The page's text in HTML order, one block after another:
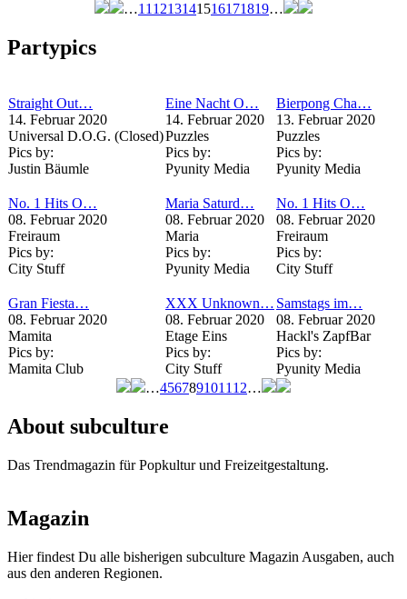
…11 1213141516171819…
Partypics
Straight Out…
14. Februar 2020
Universal D.O.G. (Closed)
Pics by:
Justin Bäumle
Eine Nacht O…
14. Februar 2020
Puzzles
Pics by:
Pyunity Media
Bierpong Cha…
13. Februar 2020
Puzzles
Pics by:
Pyunity Media
No. 1 Hits O…
08. Februar 2020
Freiraum
Pics by:
City Stuff
Maria Saturd…
08. Februar 2020
Maria
Pics by:
Pyunity Media
No. 1 Hits O…
08. Februar 2020
Freiraum
Pics by:
City Stuff
Gran Fiesta…
08. Februar 2020
Mamita
Pics by:
Mamita Club
XXX Unknown…
08. Februar 2020
Etage Eins
Pics by:
City Stuff
Samstags im…
08. Februar 2020
Hackl's ZapfBar
Pics by:
Pyunity Media
…4567891011 12…
About subculture
Das Trendmagazin für Popkultur und Freizeitgestaltung.
Magazin
Hier findest Du alle bisherigen subculture Magazin Ausgaben, auch
aus den anderen Regionen.